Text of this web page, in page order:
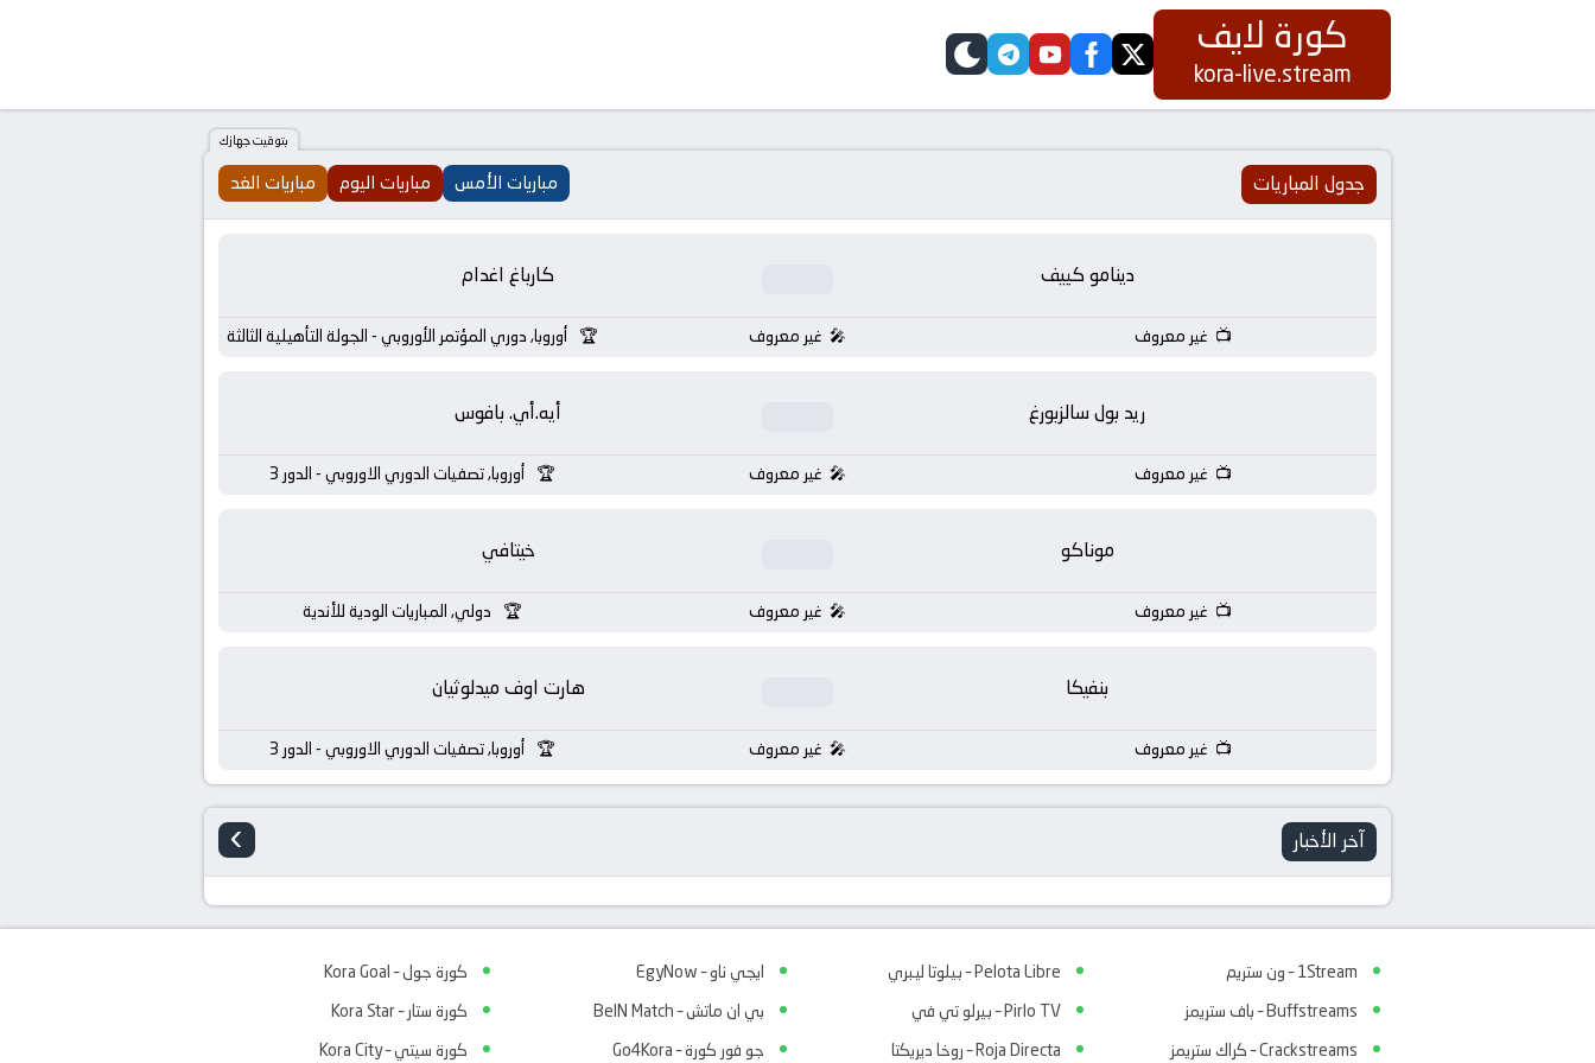
كورة
لايف
live
كورة لايف
kora-live.stream
twitter
facebook
youtube
telegram
skin
بتوقيت جهازك
جدول المباريات مباريات الأمس مباريات اليوم مباريات الغد
دينامو كييف كارباغ اغدام
غير معروف غير معروف أوروبا, دوري المؤتمر الأوروبي - الجولة التأهيلية الثالثة
ريد بول سالزبورغ أيه.أي. بافوس
غير معروف غير معروف أوروبا, تصفيات الدوري الاوروبي - الدور 3
موناكو خيتافي
غير معروف غير معروف دولي, المباريات الودية للأندية
بنفيكا هارت اوف ميدلوثيان
غير معروف غير معروف أوروبا, تصفيات الدوري الاوروبي - الدور 3
آخر الأخبار ›
1Stream – ون ستريم
Buffstreams – باف ستريمز
Crackstreams – كراك ستريمز
Pelota Libre – بيلوتا ليبري
Pirlo TV – بيرلو تي في
Roja Directa – روخا ديريكتا
ايجي ناو – EgyNow
بي ان ماتش – BeIN Match
جو فور كورة – Go4Kora
كورة جول – Kora Goal
كورة ستار – Kora Star
كورة سيتي – Kora City